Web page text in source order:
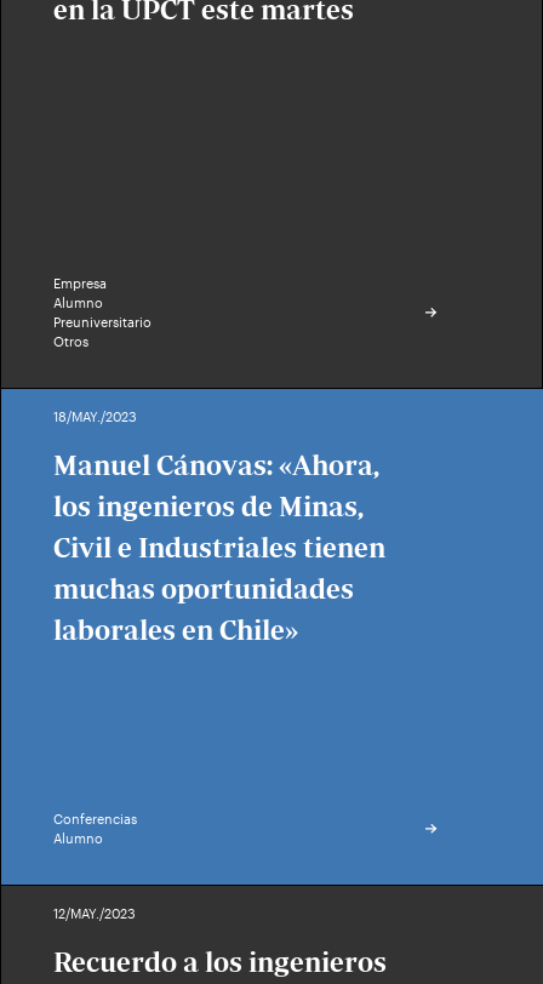
en la UPCT este martes
Empresa
Alumno
Preuniversitario
Otros
18/MAY./2023
Manuel Cánovas: «Ahora,
los ingenieros de Minas,
Civil e Industriales tienen
muchas oportunidades
laborales en Chile»
Conferencias
Alumno
12/MAY./2023
Recuerdo a los ingenieros